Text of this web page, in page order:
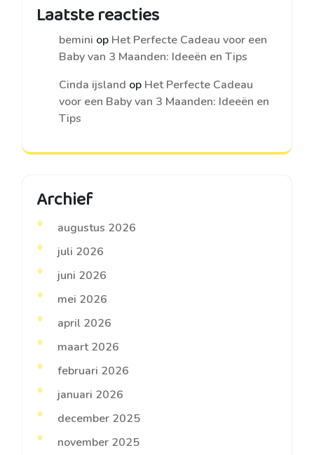
Laatste reacties
bemini op Het Perfecte Cadeau voor een
Baby van 3 Maanden: Ideeën en Tips
Cinda ijsland op Het Perfecte Cadeau
voor een Baby van 3 Maanden: Ideeën en
Tips
Archief
augustus 2026
juli 2026
juni 2026
mei 2026
april 2026
maart 2026
februari 2026
januari 2026
december 2025
november 2025